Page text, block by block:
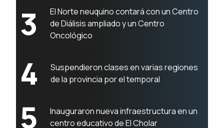
3
El Norte neuquino contará con un Centro
de Diálisis ampliado y un Centro
Oncológico
4
Suspendieron clases en varias regiones
de la provincia por el temporal
5
Inauguraron nueva infraestructura en un
centro educativo de El Cholar